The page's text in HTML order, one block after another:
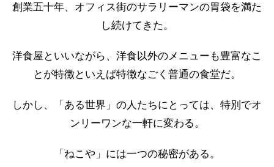
創業五十年、オフィス街のサラリーマンの胃袋を満た
し続けてきた。
洋食屋といいながら、洋食以外のメニューも豊富なこ
とが特徴といえば特徴なごく普通の食堂だ。
しかし、「ある世界」の人たちにとっては、特別でオ
ンリーワンな一軒に変わる。
「ねこや」には一つの秘密がある。